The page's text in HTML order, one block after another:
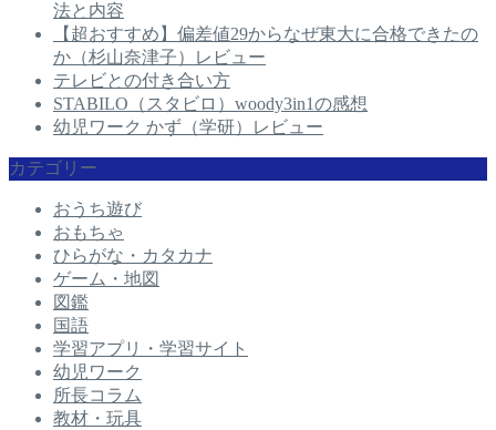
法と内容
【超おすすめ】偏差値29からなぜ東大に合格できたの
か（杉山奈津子）レビュー
テレビとの付き合い方
STABILO（スタビロ）woody3in1の感想
幼児ワーク かず（学研）レビュー
カテゴリー
おうち遊び
おもちゃ
ひらがな・カタカナ
ゲーム・地図
図鑑
国語
学習アプリ・学習サイト
幼児ワーク
所長コラム
教材・玩具